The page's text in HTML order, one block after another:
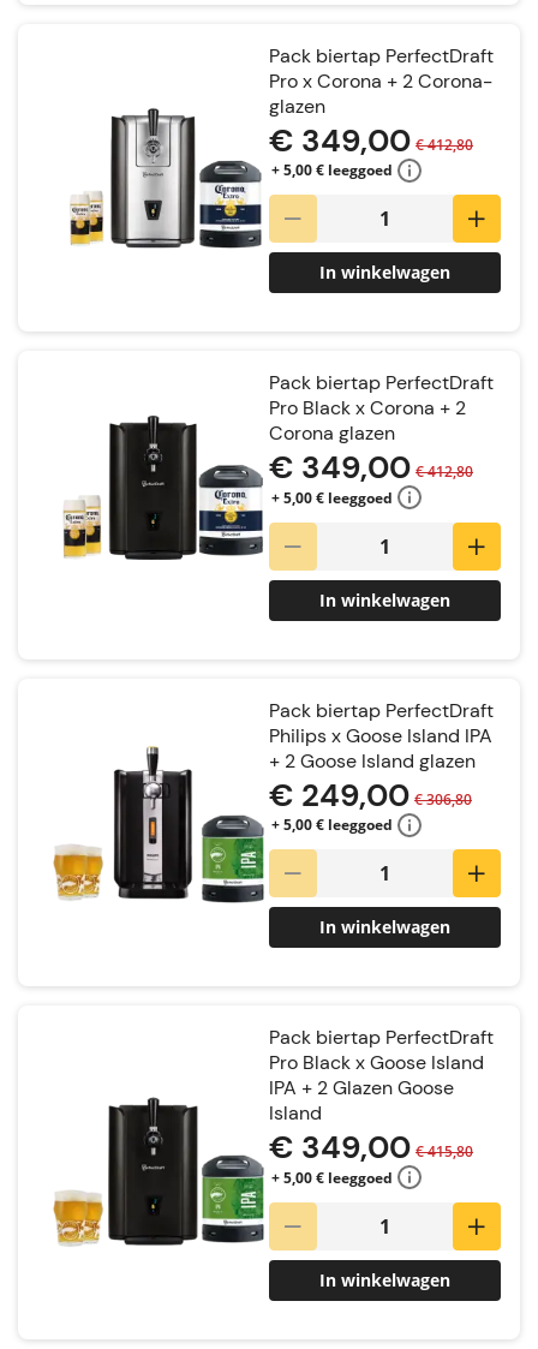
Pack biertap PerfectDraft
Pro x Corona + 2 Corona-
glazen
€ 349,00 € 412,80
+ 5,00 € leeggoed
In winkelwagen
Pack biertap PerfectDraft
Pro Black x Corona + 2
Corona glazen
€ 349,00 € 412,80
+ 5,00 € leeggoed
In winkelwagen
Pack biertap PerfectDraft
Philips x Goose Island IPA
+ 2 Goose Island glazen
€ 249,00 € 306,80
+ 5,00 € leeggoed
In winkelwagen
Pack biertap PerfectDraft
Pro Black x Goose Island
IPA + 2 Glazen Goose
Island
€ 349,00 € 415,80
+ 5,00 € leeggoed
In winkelwagen